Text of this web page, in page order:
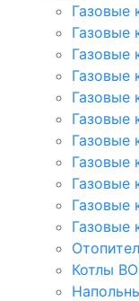
Газовые
Газовые
Газовые
Газовые
Газовые
Газовые
Газовые
Газовые
Газовые
Газовые
Газовые
Котлы